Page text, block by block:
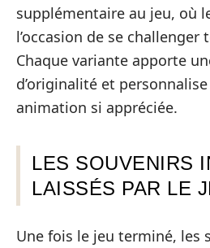
supplémentaire au jeu, où
l’occasion de se challenger
Chaque variante apporte
d’originalité et
animation si appréciée.
LES SOUVENIRS
LAISSÉS PAR LE
Une fois le jeu terminé, les